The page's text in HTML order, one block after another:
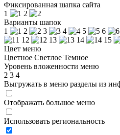
Фиксированная шапка сайта
1
2
Варианты шапок
1
2 3 4 5 6
12
13 14 15
Цвет меню
Цветное Светлое Темное
Уровень вложенности меню
2 3 4
Выгружать в меню разделы из
Отображать большое меню
Использовать региональность